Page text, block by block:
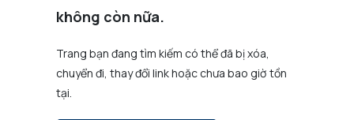
không còn nữa.
Trang bạn đang tìm kiếm có thể đã bị xóa,
chuyển đi, thay đổi link hoặc chưa bao giờ tồn
tại.